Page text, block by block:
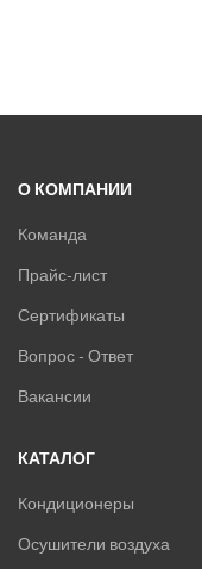
О КОМПАНИИ
Команда
Прайс-лист
Сертификаты
Вопрос - Ответ
Вакансии
КАТАЛОГ
Кондиционеры
Осушители воздуха